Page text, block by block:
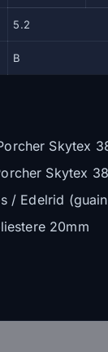
5.2
B
Skytex
Skytex
/ Edelrid
20mm